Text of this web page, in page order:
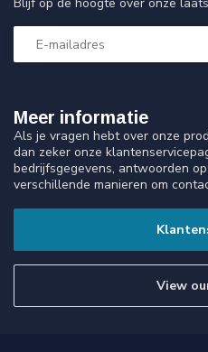
Meer informatie
Als je vragen hebt over onze
dan zeker onze
bedrijfsgegevens, antwoorden
verschillende manieren om
View
Blijf op de hoogte over onze